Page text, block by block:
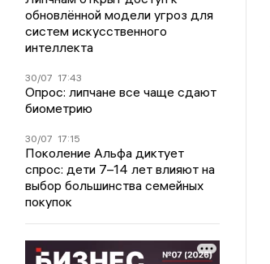
обновлённой модели угроз для
систем искусственного
интеллекта
30/07 17:43
Опрос: липчане все чаще сдают
биометрию
30/07 17:15
Поколение Альфа диктует
спрос: дети 7–14 лет влияют на
выбор большинства семейных
покупок